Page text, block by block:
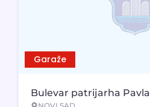
Garaže
Bulevar patrijarha Pavla